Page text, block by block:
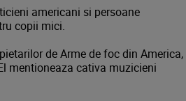
americani si persoane
copii mici.
de Arme de foc din America,
mentioneaza cativa muzicieni